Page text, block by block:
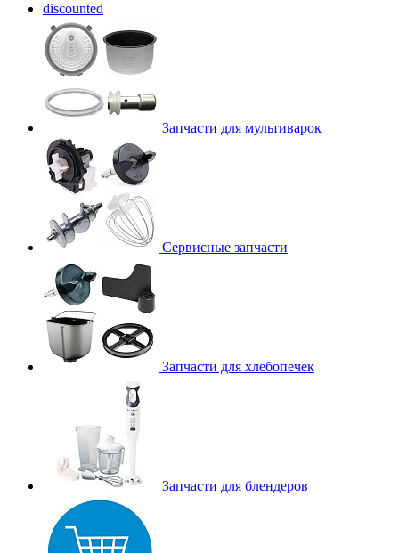
discounted
Запчасти для мультиварок
Сервисные запчасти
Запчасти для хлебопечек
Запчасти для блендеров